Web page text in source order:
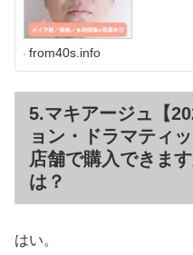
from40s.info
5.マキアージュ【
ョン・ドラマティ
店舗で購入できま
は？
はい。